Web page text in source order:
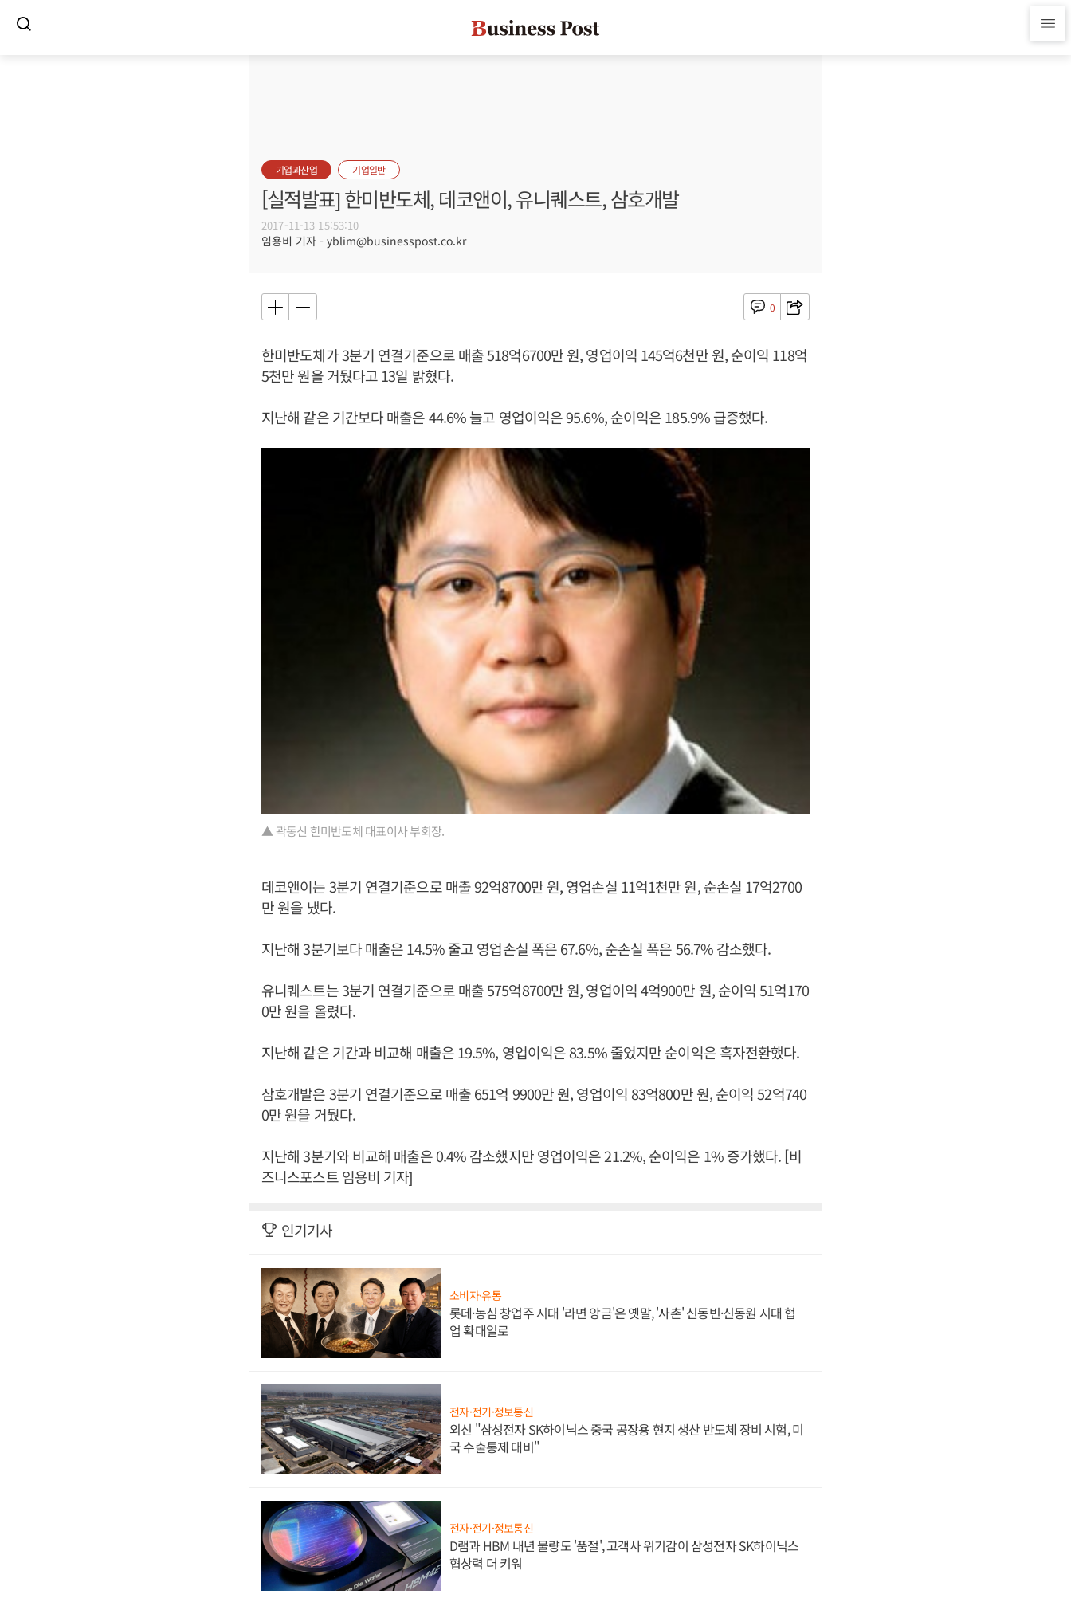
기업과산업 기업일반
[실적발표] 한미반도체, 데코앤이, 유니퀘스트, 삼호개발
2017-11-13 15:53:10
임용비 기자 - yblim@businesspost.co.kr
0
한미반도체가 3분기 연결기준으로 매출 518억6700만 원, 영업이익 145억6천만 원, 순이익 118억
5천만 원을 거뒀다고 13일 밝혔다.
지난해 같은 기간보다 매출은 44.6% 늘고 영업이익은 95.6%, 순이익은 185.9% 급증했다.
▲ 곽동신 한미반도체 대표이사 부회장.
데코앤이는 3분기 연결기준으로 매출 92억8700만 원, 영업손실 11억1천만 원, 순손실 17억2700
만 원을 냈다.
지난해 3분기보다 매출은 14.5% 줄고 영업손실 폭은 67.6%, 순손실 폭은 56.7% 감소했다.
유니퀘스트는 3분기 연결기준으로 매출 575억8700만 원, 영업이익 4억900만 원, 순이익 51억170
0만 원을 올렸다.
지난해 같은 기간과 비교해 매출은 19.5%, 영업이익은 83.5% 줄었지만 순이익은 흑자전환했다.
삼호개발은 3분기 연결기준으로 매출 651억 9900만 원, 영업이익 83억800만 원, 순이익 52억740
0만 원을 거뒀다.
지난해 3분기와 비교해 매출은 0.4% 감소했지만 영업이익은 21.2%, 순이익은 1% 증가했다. [비
즈니스포스트 임용비 기자]
인기기사
소비자·유통
롯데·농심 창업주 시대 '라면 앙금'은 옛말, '사촌' 신동빈·신동원 시대 협
업 확대일로
전자·전기·정보통신
외신 "삼성전자 SK하이닉스 중국 공장용 현지 생산 반도체 장비 시험, 미
국 수출통제 대비"
전자·전기·정보통신
D램과 HBM 내년 물량도 '품절', 고객사 위기감이 삼성전자 SK하이닉스
협상력 더 키워